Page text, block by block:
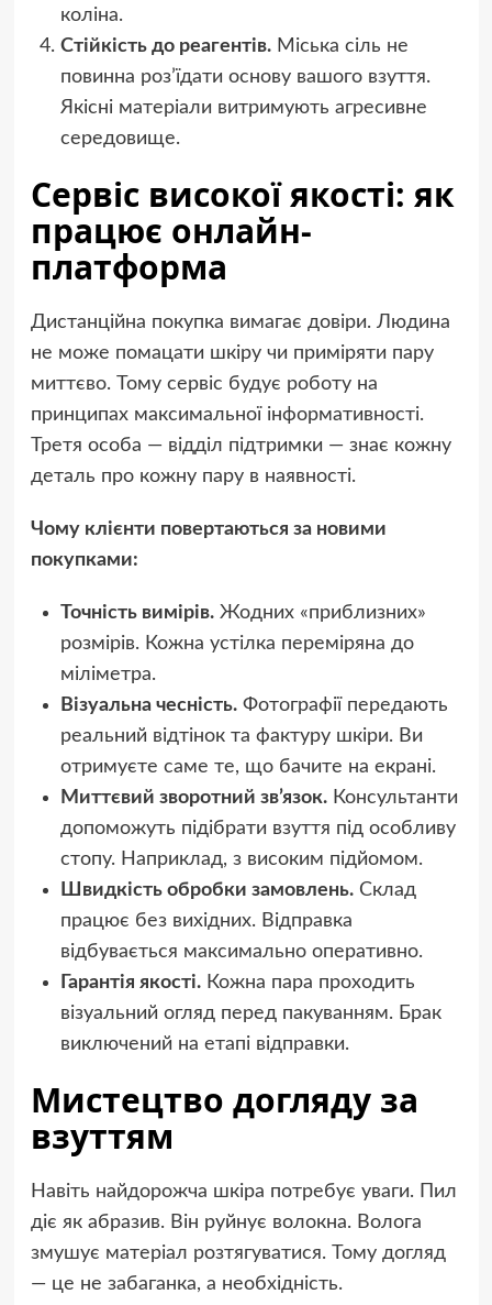
коліна.
Стійкість до реагентів.Міська сіль не
повинна роз’їдати основу вашого взуття.
Якісні матеріали витримують агресивне
середовище.
Сервіс високої якості: як
працює онлайн-
платформа
Дистанційна покупка вимагає довіри. Людина
не може помацати шкіру чи приміряти пару
миттєво. Тому сервіс будує роботу на
принципах максимальної інформативності.
Третя особа — відділ підтримки — знає кожну
деталь про кожну пару в наявності.
Чому клієнти повертаються за новими
покупками:
Точність вимірів.Жодних «приблизних»
розмірів. Кожна устілка переміряна до
міліметра.
Візуальна чесність.Фотографії передають
реальний відтінок та фактуру шкіри. Ви
отримуєте саме те, що бачите на екрані.
Миттєвий зворотний зв’язок.Консультанти
допоможуть підібрати взуття під особливу
стопу. Наприклад, з високим підйомом.
Швидкість обробки замовлень.Склад
працює без вихідних. Відправка
відбувається максимально оперативно.
Гарантія якості.Кожна пара проходить
візуальний огляд перед пакуванням. Брак
виключений на етапі відправки.
Мистецтво догляду за
взуттям
Навіть найдорожча шкіра потребує уваги. Пил
діє як абразив. Він руйнує волокна. Волога
змушує матеріал розтягуватися. Тому догляд
— це не забаганка, а необхідність.